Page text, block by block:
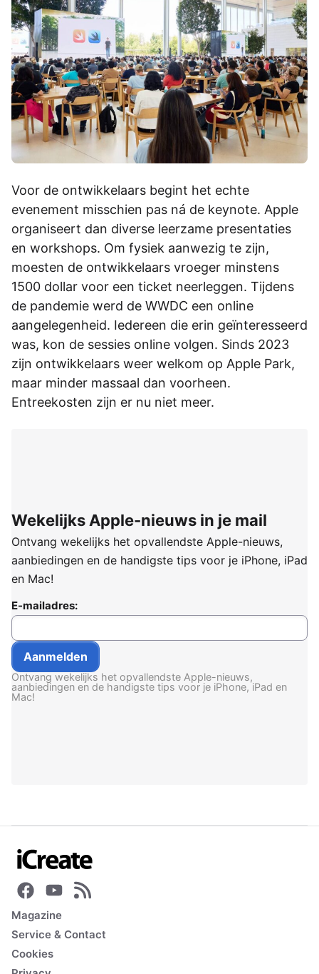
Voor de ontwikkelaars begint het echte
evenement misschien pas ná de keynote. Apple
organiseert dan diverse leerzame presentaties
en workshops. Om fysiek aanwezig te zijn,
moesten de ontwikkelaars vroeger minstens
1500 dollar voor een ticket neerleggen. Tijdens
de pandemie werd de WWDC een online
aangelegenheid. Iedereen die erin geïnteresseerd
was, kon de sessies online volgen. Sinds 2023
zijn ontwikkelaars weer welkom op Apple Park,
maar minder massaal dan voorheen.
Entreekosten zijn er nu niet meer.
Wekelijks Apple-nieuws in je mail
Ontvang wekelijks het opvallendste Apple-nieuws,
aanbiedingen en de handigste tips voor je iPhone, iPad
en Mac!
E-mailadres:
Ontvang wekelijks het opvallendste Apple-nieuws,
aanbiedingen en de handigste tips voor je iPhone, iPad en
Mac!
Magazine
Service & Contact
Cookies